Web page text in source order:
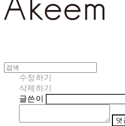
수정하기
삭제하기
글쓴이
댓